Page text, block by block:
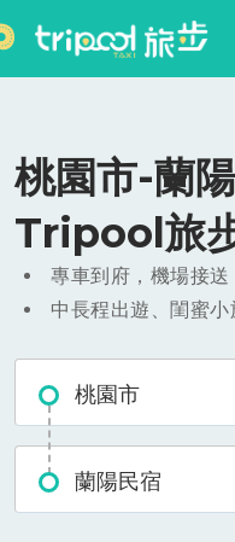
桃園市-蘭
Tripool旅
專車到府，機場接送
中長程出遊、閨蜜
桃園市
蘭陽民宿